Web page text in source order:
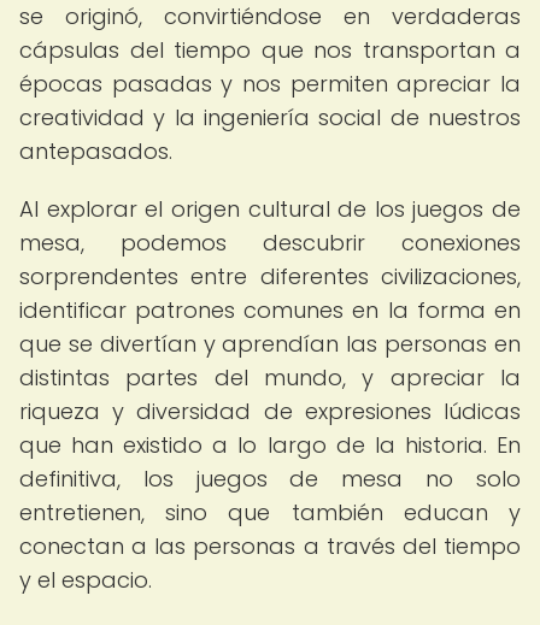
se originó, convirtiéndose en verdaderas
cápsulas del tiempo que nos transportan a
épocas pasadas y nos permiten apreciar la
creatividad y la ingeniería social de nuestros
antepasados.
Al explorar el origen cultural de los juegos de
mesa, podemos descubrir conexiones
sorprendentes entre diferentes civilizaciones,
identificar patrones comunes en la forma en
que se divertían y aprendían las personas en
distintas partes del mundo, y apreciar la
riqueza y diversidad de expresiones lúdicas
que han existido a lo largo de la historia. En
definitiva, los juegos de mesa no solo
entretienen, sino que también educan y
conectan a las personas a través del tiempo
y el espacio.